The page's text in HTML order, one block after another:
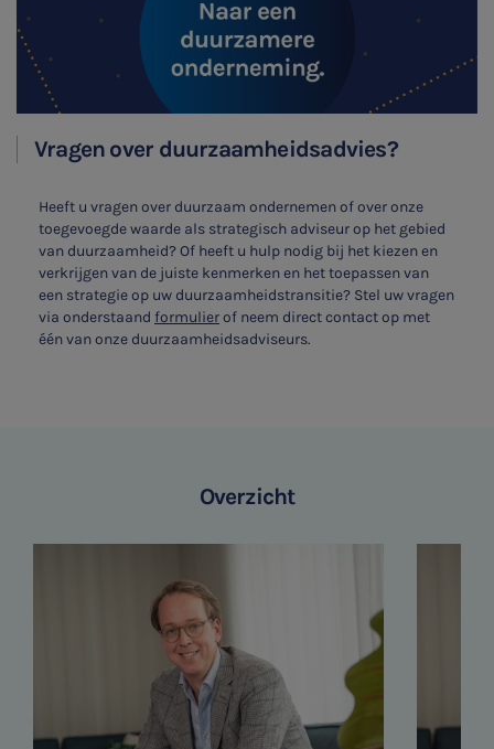
Ondernemer en privé
Agro
Vacatures
Vragen over duurzaamheidsadvies?
Heeft u vragen over duurzaam ondernemen of over onze
toegevoegde waarde als strategisch adviseur op het gebied
van duurzaamheid? Of heeft u hulp nodig bij het kiezen en
verkrijgen van de juiste kenmerken en het toepassen van
een strategie op uw duurzaamheidstransitie? Stel uw vragen
via onderstaand formulierof neem direct contact op met
één van onze duurzaamheidsadviseurs.
Overzicht